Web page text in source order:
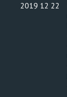
2019 12 22